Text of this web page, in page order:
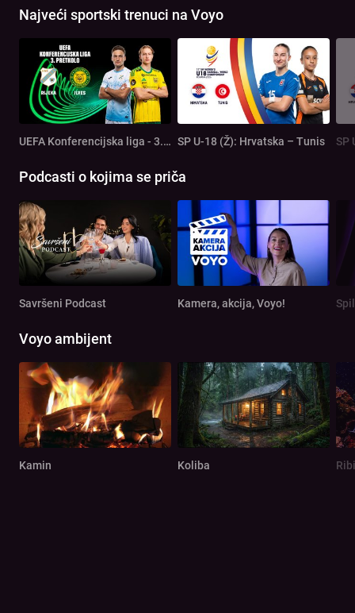
Najveći sportski trenuci na Voyo
UEFA Konferencijska liga - 3. pretkolo: Rijeka - Ilves SP U-18 (Ž): Hrvatska – Tunis SP
Podcasti o kojima se priča
Savršeni Podcast Kamera, akcija, Voyo!
Voyo ambijent
Kamin Koliba